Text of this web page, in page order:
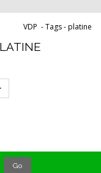
VDP -Tags-platine